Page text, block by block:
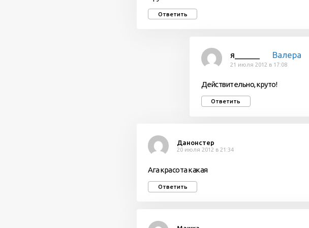
Ответить
Я_______ Валера
21 июля 2012 в 17:08
Действительно, круто!
Ответить
Данонстер
20 июля 2012 в 21:34
Ага красота какая
Ответить